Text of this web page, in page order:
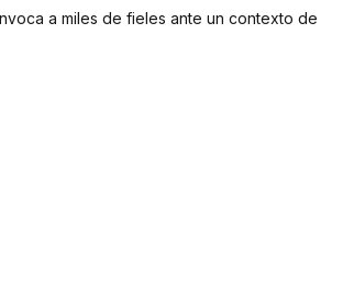
a miles de fieles ante un contexto de